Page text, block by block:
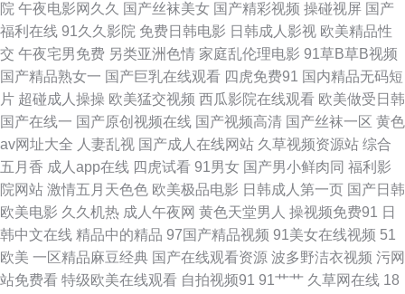
A片 久草色影 日本激情影院 四虎影院欧美系列 亚洲97色 中文字幕日本有码
大香蕉综合久久 福利视频区 91免费视频网站 爱豆传媒性爱影片 六月天成人
导航 日本A√视频 午夜在线寂寞影院 91巨炮美女网站 国产另类TS在线 免费
的黄色网 超碰在线69 日本肏屄视频 婷婷五月色导航 91视频91九色 超碰97
第一页 狠狠撸123 另类av磁力 少妇精品一区二区 97超碰在线播放 精品十区
欧美性爱一级久久 三级视频国产 91原创视频在线 网址导航免费看片 91福利
是看爽片 第一福利视频导航 老湿机视频61试 三级片网页 91啦中文在线伦
院 午夜电影网久久 国产丝袜美女 国产精彩视频 操碰视屏 国产
福利在线 91久久影院 免费日韩电影 日韩成人影视 欧美精品性
交 午夜宅男免费 另类亚洲色情 家庭乱伦理电影 91草B草B视频
国产精品熟女一 国产巨乳在线观看 四虎免费91 国内精品无码短
片 超碰成人操操 欧美猛交视频 西瓜影院在线观看 欧美做受日韩
国产在线一 国产原创视频在线 国产视频高清 国产丝袜一区 黄色
av网址大全 人妻乱视 国产成人在线网站 久草视频资源站 综合
五月香 成人app在线 四虎试看 91男女 国产男小鲜肉同 福利影
院网站 激情五月天色色 欧美极品电影 日韩成人第一页 国产日韩
欧美电影 久久机热 成人午夜网 黄色天堂男人 操视频免费91 日
韩中文在线 精品中的精品 97国产精品视频 91美女在线视频 51
欧美 一区精品麻豆经典 国产在线观看资源 波多野洁衣视频 污网
站免费看 特级欧美在线观看 自拍视频91 91艹艹 久草网在线 18